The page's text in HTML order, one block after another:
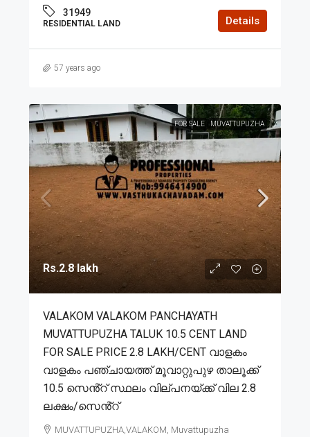
31949
RESIDENTIAL LAND Details
57 years ago
FOR SALE MUVATTUPUZHA
Rs.2.8 lakh
VALAKOM VALAKOM PANCHAYATH
MUVATTUPUZHA TALUK 10.5 CENT LAND
FOR SALE PRICE 2.8 LAKH/CENT വാളകം
വാളകം പഞ്ചായത്ത് മൂവാറ്റുപുഴ താലൂക്ക്
10.5 സെൻ്റ് സ്ഥലം വില്പനയ്ക്ക് വില 2.8
ലക്ഷം/സെൻ്റ്
MUVATTUPUZHA,VALAKOM, Muvattupuzha